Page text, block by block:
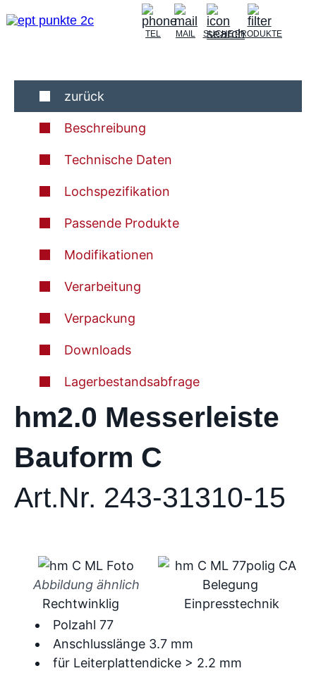
TEL MAIL SUCHEPRODUKTE
zurück
Beschreibung
Technische Daten
Lochspezifikation
Passende Produkte
Modifikationen
Verarbeitung
Verpackung
Downloads
Lagerbestandsabfrage
hm2.0 Messerleiste
Bauform C
Art.Nr. 243-31310-15
Abbildung ähnlich
Polzahl 77
Anschlusslänge 3.7 mm
für Leiterplattendicke > 2.2 mm
Rechtwinklig Einpresstechnik